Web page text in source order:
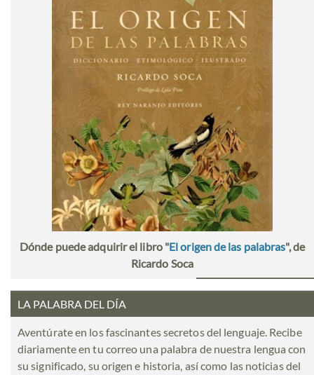
Dónde puede adquirir el libro "El origen de las palabras", de
Ricardo Soca
LA PALABRA DEL DÍA
Aventúrate en los fascinantes secretos del lenguaje. Recibe
diariamente en tu correo una palabra de nuestra lengua con
su significado, su origen e historia, así como las noticias del